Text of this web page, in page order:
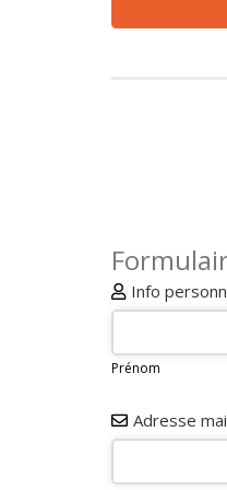
Info
Prénom
Adresse